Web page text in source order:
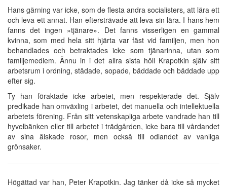
Hans gärning var icke, som de flesta andra socialisters, att lära ett
och leva ett annat. Han eftersträvade att leva sin lära. I hans hem
fanns det ingen »tjänare». Det fanns visserligen en gammal
kvinna, som med hela sitt hjärta var fäst vid familjen, men hon
behandlades och betraktades icke som tjänarinna, utan som
familjemedlem. Ännu in i det allra sista höll Krapotkin själv sitt
arbetsrum i ordning, städade, sopade, bäddade och bäddade upp
efter sig.
Ty han föraktade icke arbetet, men respekterade det. Själv
predikade han omväxling i arbetet, det manuella och intellektuella
arbetets förening. Från sitt vetenskapliga arbete vandrade han till
hyvelbänken eller till arbetet i trädgården, icke bara till vårdandet
av sina älskade rosor, men också till odlandet av vanliga
grönsaker.
Högättad var han, Peter Krapotkin. Jag tänker då icke så mycket